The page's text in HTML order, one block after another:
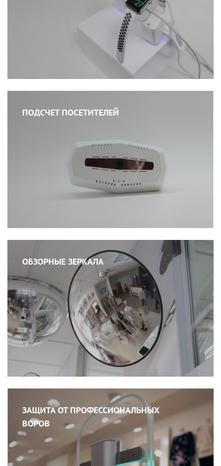
ПОДСЧЕТ ПОСЕТИТЕЛЕЙ
ОБЗОРНЫЕ ЗЕРКАЛА
ЗАЩИТА ОТ ПРОФЕССИОНАЛЬНЫХ
ВОРОВ